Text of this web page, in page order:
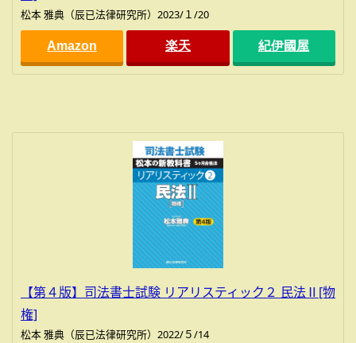
松本 雅典（辰已法律研究所）2023/１/20
Amazon 楽天 紀伊國屋
【第４版】司法書士試験 リアリスティック２ 民法Ⅱ[物
権]
松本 雅典（辰已法律研究所）2022/５/14